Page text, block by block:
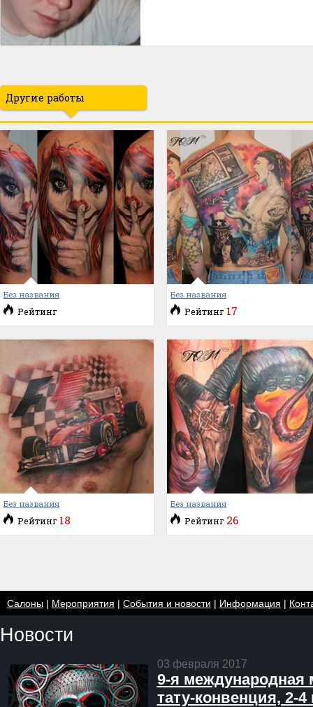
Другие работы
Без названия
Рейтинг
Без названия
Рейтинг 17
Без названия
Рейтинг 18
Без названия
Рейтинг 26
Салоны| Мероприятия | События и новости | Информация |
Новости
03 февраля 2017
9-я международная
тату-конвенция, 2-